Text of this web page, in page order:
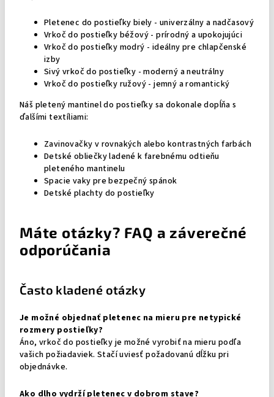
Pletenec do postieľky biely - univerzálny a nadčasový
Vrkoč do postieľky béžový - prírodný a upokojujúci
Vrkoč do postieľky modrý - ideálny pre chlapčenské
izby
Sivý vrkoč do postieľky - moderný a neutrálny
Vrkoč do postieľky ružový - jemný a romantický
Náš pletený mantinel do postieľky sa dokonale dopĺňa s
ďalšími textíliami:
Zavinovačky v rovnakých alebo kontrastných farbách
Detské obliečky ladené k farebnému odtieňu
pleteného mantinelu
Spacie vaky pre bezpečný spánok
Detské plachty do postieľky
Máte otázky? FAQ a záverečné
odporúčania
Často kladené otázky
Je možné objednať pletenec na mieru pre netypické
rozmery postieľky?
Áno, vrkoč do postieľky je možné vyrobiť na mieru podľa
vašich požiadaviek. Stačí uviesť požadovanú dĺžku pri
objednávke.
Ako dlho vydrží pletenec v dobrom stave?